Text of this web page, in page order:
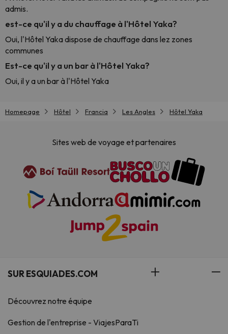
admis.
est-ce qu'il y a du chauffage à l'Hôtel Yaka?
Oui, l'Hôtel Yaka dispose de chauffage dans lez zones
communes
Est-ce qu'il y a un bar à l'Hôtel Yaka?
Oui, il y a un bar à l'Hôtel Yaka
Homepage Hôtel Francia Les Angles Hôtel Yaka
Sites web de voyage et partenaires
SUR ESQUIADES.COM
Découvrez notre équipe
Gestion de l'entreprise - ViajesParaTi